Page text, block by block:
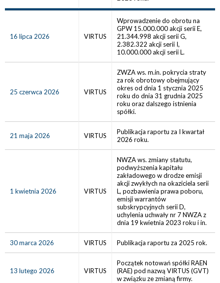
16 lipca 2026 VIRTUS
Wprowadzenie do obrotu na
GPW 15.000.000 akcji serii E,
21.344.998 akcji serii G,
2.382.322 akcji serii I,
10.000.000 akcji serii L.
25 czerwca 2026 VIRTUS
ZWZA ws. m.in. pokrycia straty
za rok obrotowy obejmujący
okres od dnia 1 stycznia 2025
roku do dnia 31 grudnia 2025
roku oraz dalszego istnienia
spółki.
21 maja 2026 VIRTUS
Publikacja raportu za I kwartał
2026 roku.
1 kwietnia 2026 VIRTUS
NWZA ws. zmiany statutu,
podwyższenia kapitału
zakładowego w drodze emisji
akcji zwykłych na okaziciela serii
L, pozbawienia prawa poboru,
emisji warrantów
subskrypcyjnych serii D,
uchylenia uchwały nr 7 NWZA z
dnia 19 kwietnia 2023 roku i in.
30 marca 2026 VIRTUS Publikacja raportu za 2025 rok.
13 lutego 2026 VIRTUS
Początek notowań spółki RAEN
(RAE) pod nazwą VIRTUS (GVT)
w związku ze zmianą firmy.